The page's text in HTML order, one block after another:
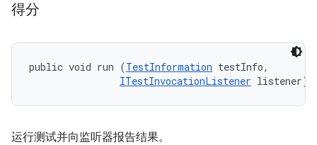
得分
public void run (TestInformation testInfo,
ITestInvocationListener listener)
运行测试并向监听器报告结果。